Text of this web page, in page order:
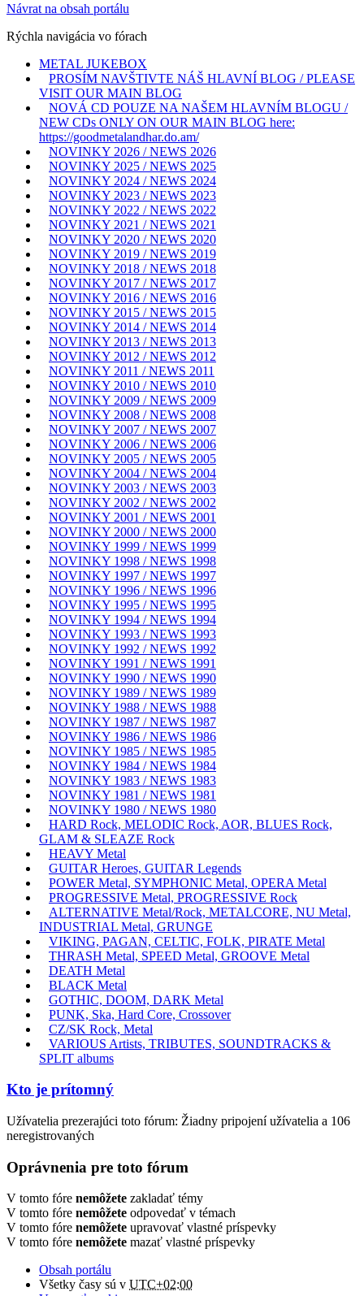
Návrat na obsah portálu
Rýchla navigácia vo fórach
METAL JUKEBOX
PROSÍM NAVŠTIVTE NÁŠ HLAVNÍ BLOG / PLEASE
VISIT OUR MAIN BLOG
NOVÁ CD POUZE NA NAŠEM HLAVNÍM BLOGU /
NEW CDs ONLY ON OUR MAIN BLOG here:
https://goodmetalandhar.do.am/
NOVINKY 2026 / NEWS 2026
NOVINKY 2025 / NEWS 2025
NOVINKY 2024 / NEWS 2024
NOVINKY 2023 / NEWS 2023
NOVINKY 2022 / NEWS 2022
NOVINKY 2021 / NEWS 2021
NOVINKY 2020 / NEWS 2020
NOVINKY 2019 / NEWS 2019
NOVINKY 2018 / NEWS 2018
NOVINKY 2017 / NEWS 2017
NOVINKY 2016 / NEWS 2016
NOVINKY 2015 / NEWS 2015
NOVINKY 2014 / NEWS 2014
NOVINKY 2013 / NEWS 2013
NOVINKY 2012 / NEWS 2012
NOVINKY 2011 / NEWS 2011
NOVINKY 2010 / NEWS 2010
NOVINKY 2009 / NEWS 2009
NOVINKY 2008 / NEWS 2008
NOVINKY 2007 / NEWS 2007
NOVINKY 2006 / NEWS 2006
NOVINKY 2005 / NEWS 2005
NOVINKY 2004 / NEWS 2004
NOVINKY 2003 / NEWS 2003
NOVINKY 2002 / NEWS 2002
NOVINKY 2001 / NEWS 2001
NOVINKY 2000 / NEWS 2000
NOVINKY 1999 / NEWS 1999
NOVINKY 1998 / NEWS 1998
NOVINKY 1997 / NEWS 1997
NOVINKY 1996 / NEWS 1996
NOVINKY 1995 / NEWS 1995
NOVINKY 1994 / NEWS 1994
NOVINKY 1993 / NEWS 1993
NOVINKY 1992 / NEWS 1992
NOVINKY 1991 / NEWS 1991
NOVINKY 1990 / NEWS 1990
NOVINKY 1989 / NEWS 1989
NOVINKY 1988 / NEWS 1988
NOVINKY 1987 / NEWS 1987
NOVINKY 1986 / NEWS 1986
NOVINKY 1985 / NEWS 1985
NOVINKY 1984 / NEWS 1984
NOVINKY 1983 / NEWS 1983
NOVINKY 1981 / NEWS 1981
NOVINKY 1980 / NEWS 1980
HARD Rock, MELODIC Rock, AOR, BLUES Rock,
GLAM & SLEAZE Rock
HEAVY Metal
GUITAR Heroes, GUITAR Legends
POWER Metal, SYMPHONIC Metal, OPERA Metal
PROGRESSIVE Metal, PROGRESSIVE Rock
ALTERNATIVE Metal/Rock, METALCORE, NU Metal,
INDUSTRIAL Metal, GRUNGE
VIKING, PAGAN, CELTIC, FOLK, PIRATE Metal
THRASH Metal, SPEED Metal, GROOVE Metal
DEATH Metal
BLACK Metal
GOTHIC, DOOM, DARK Metal
PUNK, Ska, Hard Core, Crossover
CZ/SK Rock, Metal
VARIOUS Artists, TRIBUTES, SOUNDTRACKS &
SPLIT albums
Kto je prítomný
Užívatelia prezerajúci toto fórum: Žiadny pripojení užívatelia a 106
neregistrovaných
Oprávnenia pre toto fórum
V tomto fóre nemôžete zakladať témy
V tomto fóre nemôžete odpovedať v témach
V tomto fóre nemôžete upravovať vlastné príspevky
V tomto fóre nemôžete mazať vlastné príspevky
Obsah portálu
Všetky časy sú v UTC+02:00